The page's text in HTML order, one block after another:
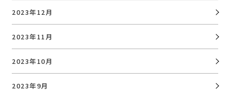
2023年12月
2023年11月
2023年10月
2023年9月